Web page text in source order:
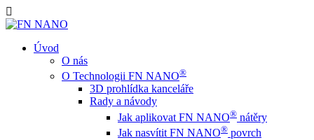
Úvod
O nás
O Technologii FN NANO®
3D prohlídka kanceláře
Rady a návody
Jak aplikovat FN NANO® nátěry
Jak nasvítit FN NANO® povrch